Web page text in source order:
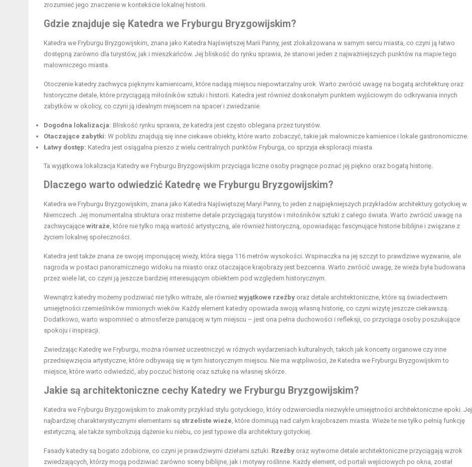
zrozumieć jego znaczenie w kontekście lokalnej historii.
Gdzie znajduje się Katedra we Fryburgu Bryzgowijskim?
Katedra we Fryburgu Bryzgowijskim, znana jako Katedra Najświętszej Marii Panny, jest zlokalizowana w samym sercu miasta, co czyni ją łatwo
dostępną zarówno dla turystów, jak i mieszkańców. Jej bliskość do rynku sprawia, że stanowi jeden z najważniejszych punktów na mapie tego
malowniczego miasta.
Otoczenie katedry zachwyca pięknymi kamienicami, które nadają miejscu niepowtarzalny urok. Warto zwrócić uwagę na bogatą architekturę oraz
historyczne detale, które przyciągają miłośników sztuki i historii. Katedra jest również doskonałym punktem wyjściowym do odkrywania innych
zabytków w okolicy, co czyni ją idealnym miejscem na spacer i zwiedzanie.
Dogodna lokalizacja: Bliskość rynku sprawia, że katedra jest często oblegana przez turystów.
Otaczające zabytki: W pobliżu znajdują się inne ciekawe obiekty, które warto zobaczyć, takie jak malownicze kamienice i lokale gastronomiczne.
Łatwy dostęp: Katedra jest osiągalna pieszo z wielu centralnych punktów Fryburga, co sprzyja eksploracji miasta.
Ta wyjątkowa lokalizacja Katedry we Fryburgu Bryzgowijskim przyciąga liczne osoby pragnące poznać jej piękno oraz bogatą historię.
Dlaczego warto odwiedzić Katedrę we Fryburgu Bryzgowijskim?
Katedra we Fryburgu Bryzgowijskim, znana jako Katedra Najświętszej Maryi Panny, to jeden z najpiękniejszych przykładów architektury gotyckiej w
Niemczech. Jej monumentalna struktura oraz misterne detale przyciągają turystów i miłośników sztuki z całego świata. Warto zwrócić uwagę na
zachwycające witraże , które nie tylko mają wartość artystyczną, ale również historyczną, opowiadając fascynujące historie biblijne i związane z
życiem lokalnej społeczności.
Katedra jest także znana ze swojej imponującej wieży, która sięga 116 metrów wysokości. Wspinaczka na jej szczyt to prawdziwe wyzwanie, ale
nagroda w postaci panoramicznego widoku na miasto oraz otaczające krajobrazy jest bezcenna. Warto zwrócić uwagę, że wieża była budowana
przez wiele lat, co czyni ją jeszcze bardziej interesującym obiektem pod względem historycznym.
Wewnątrz katedry możemy podziwiać nie tylko witraże, ale również wyjątkowe rzeźby oraz detale architektoniczne, które są świadectwem
umiejętności rzemieślników minionych wieków. Każdy element katedry opowiada swoją własną historię, co czyni wizytę jeszcze ciekawszą.
Dodatkowo, warto wspomnieć o atmosferze panującej w tym miejscu – jest ona pełna duchowości i refleksji, co przyciąga osoby poszukujące
spokoju i inspiracji.
Zwiedzając Katedrę we Fryburgu, można również uczestniczyć w różnych wydarzeniach kulturalnych, takich jak koncerty organowe czy inne
przedsięwzięcia artystyczne, które odbywają się w tym historycznym miejscu. Nie ma wątpliwości, że Katedra we Fryburgu Bryzgowijskim to
miejsce, które warto odwiedzić, aby poczuć historię oraz sztukę na własnej skórze.
Jakie są architektoniczne cechy Katedry we Fryburgu Bryzgowijskim?
Katedra we Fryburgu Bryzgowijskim to znakomity przykład stylu gotyckiego, który odzwierciedla niezwykłe umiejętności architektoniczne epoki. Jej
najbardziej charakterystycznymi elementami są strzeliste wieże , które dominują nad całym krajobrazem miasta. Wieże te nie tylko pełnią funkcję
estetyczną, ale także symbolizują dążenie ku niebu, co jest typowe dla architektury gotyckiej.
Fasady katedry są bogato zdobione, co czyni je prawdziwymi dziełami sztuki. Rzeźby oraz wytworne detale architektoniczne przyciągają wzrok
zwiedzających, którzy mogą podziwiać zarówno sceny biblijne, jak i motywy roślinne. Każdy element, od portali wejściowych po okna, został